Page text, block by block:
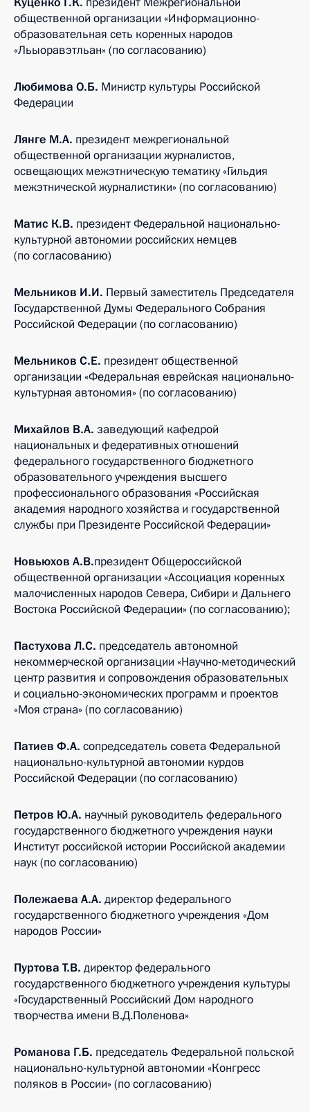
общественной организации «Информационно-
образовательная сеть коренных народов
«Льыоравэтльан» (по согласованию)
Любимова О.Б. Министр культуры Российской
Федерации
Лянге М.А. президент межрегиональной
общественной организации журналистов,
освещающих межэтническую тематику «Гильдия
межэтнической журналистики» (по согласованию)
Матис К.В. президент Федеральной национально-
культурной автономии российских немцев
(по согласованию)
Мельников И.И. Первый заместитель Председателя
Государственной Думы Федерального Собрания
Российской Федерации (по согласованию)
Мельников С.Е. президент общественной
организации «Федеральная еврейская национально-
культурная автономия» (по согласованию)
Михайлов В.А. заведующий кафедрой
национальных и федеративных отношений
федерального государственного бюджетного
образовательного учреждения высшего
профессионального образования «Российская
академия народного хозяйства и государственной
службы при Президенте Российской Федерации»
Новьюхов А.В.президент Общероссийской
общественной организации «Ассоциация коренных
малочисленных народов Севера, Сибири и Дальнего
Востока Российской Федерации» (по согласованию);
Пастухова Л.С. председатель автономной
некоммерческой организации «Научно-методический
центр развития и сопровождения образовательных
и социально-экономических программ и проектов
«Моя страна» (по согласованию)
Патиев Ф.А. сопредседатель совета Федеральной
национально-культурной автономии курдов
Российской Федерации (по согласованию)
Петров Ю.А. научный руководитель федерального
государственного бюджетного учреждения науки
Институт российской истории Российской академии
наук (по согласованию)
Полежаева А.А. директор федерального
государственного бюджетного учреждения «Дом
народов России»
Пуртова Т.В. директор федерального
государственного бюджетного учреждения культуры
«Государственный Российский Дом народного
творчества имени В.Д.Поленова»
Романова Г.Б. председатель Федеральной польской
национально-культурной автономии «Конгресс
поляков в России» (по согласованию)